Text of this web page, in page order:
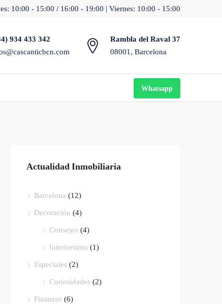
10:00 - 15:00 / 16:00 - 19:00 | Viernes: 10:00 - 15:00
934 433 342
Rambla del Raval 37
08001, Barcelona
Whatsapp
Actualidad Inmobiliaria
Barcelona (12)
Decoración (4)
Consejos (4)
Interiorismo (1)
Especiales (2)
Curiosidades (2)
Finanzas (6)